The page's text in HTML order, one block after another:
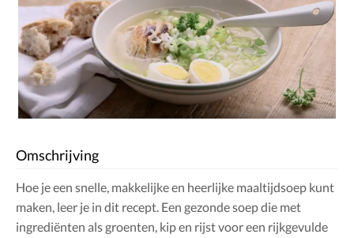
Omschrijving
Hoe je een snelle, makkelijke en heerlijke maaltijdsoep kunt
maken, leer je in dit recept. Een gezonde soep die met
ingrediënten als groenten, kip en rijst voor een rijkgevulde